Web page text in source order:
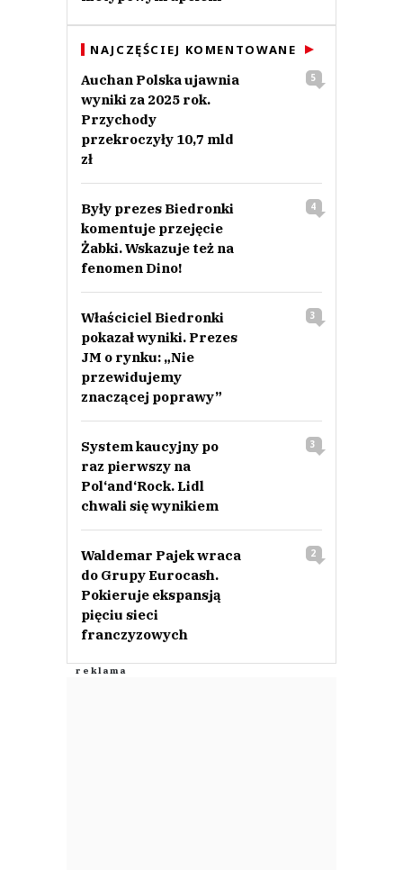
NAJCZĘŚCIEJ KOMENTOWANE
Auchan Polska ujawnia
wyniki za 2025 rok.
Przychody
przekroczyły 10,7 mld
zł
5
Były prezes Biedronki
komentuje przejęcie
Żabki. Wskazuje też na
fenomen Dino!
4
Właściciel Biedronki
pokazał wyniki. Prezes
JM o rynku: „Nie
przewidujemy
znaczącej poprawy”
3
System kaucyjny po
raz pierwszy na
Pol‘and‘Rock. Lidl
chwali się wynikiem
3
Waldemar Pajek wraca
do Grupy Eurocash.
Pokieruje ekspansją
pięciu sieci
franczyzowych
2